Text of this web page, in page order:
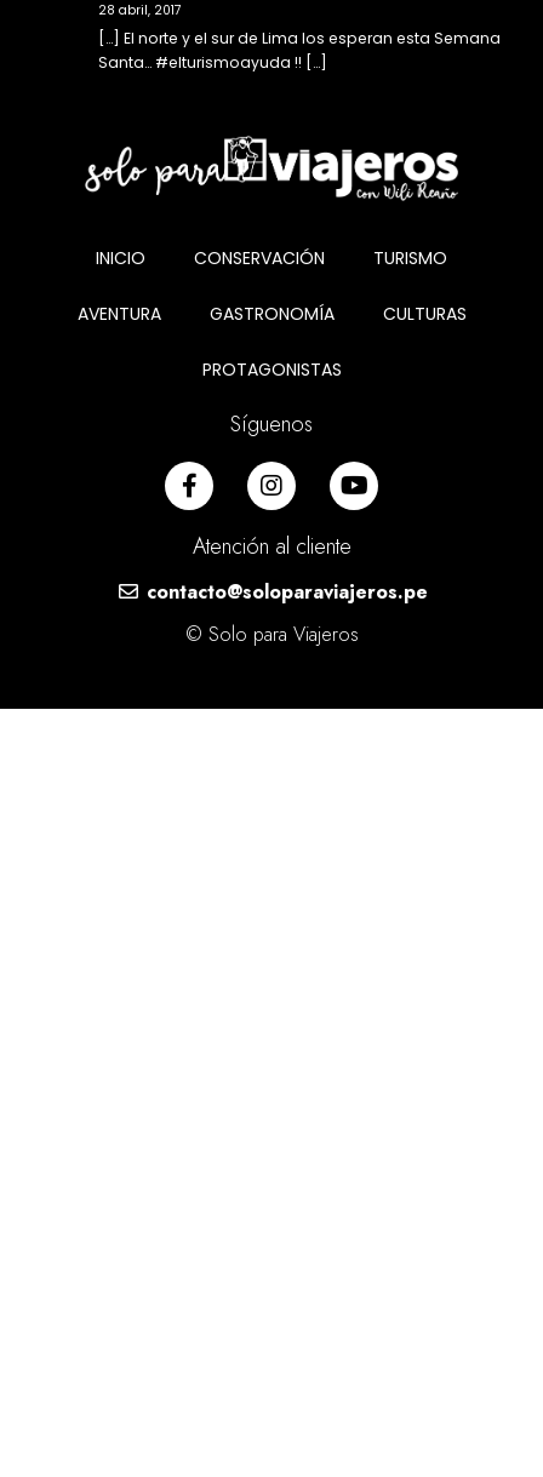
28 abril, 2017
[…] El norte y el sur de Lima los esperan esta Semana
Santa… #elturismoayuda !! […]
INICIO CONSERVACIÓN TURISMO
AVENTURA GASTRONOMÍA CULTURAS
PROTAGONISTAS
Síguenos
Atención al cliente
contacto@soloparaviajeros.pe
© Solo para Viajeros